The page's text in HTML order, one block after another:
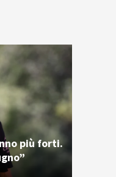
più forti.